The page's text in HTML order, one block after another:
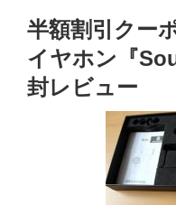
半額割引クー
イヤホン『
封レビュー